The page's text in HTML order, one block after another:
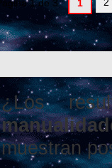
Página 1 de 3 1 2
¿Los
muestran